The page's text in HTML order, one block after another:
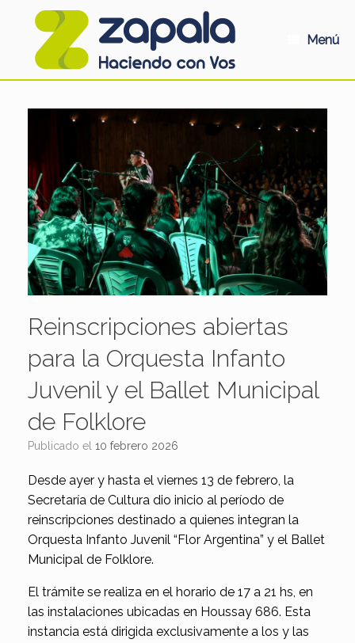
Menú
Reinscripciones abiertas
para la Orquesta Infanto
Juvenil y el Ballet Municipal
de Folklore
Publicado el 10 febrero 2026
Desde ayer y hasta el viernes 13 de febrero, la
Secretaría de Cultura dio inicio al período de
reinscripciones destinado a quienes integran la
Orquesta Infanto Juvenil “Flor Argentina” y el Ballet
Municipal de Folklore.
El trámite se realiza en el horario de 17 a 21 hs, en
las instalaciones ubicadas en Houssay 686. Esta
instancia está dirigida exclusivamente a los y las